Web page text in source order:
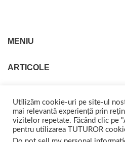
MENIU
ARTICOLE
GISTEL 2022 CREATED BYweb-
Utilizăm cookie-uri pe site-ul
mai relevantă experiență prin
vizitelor repetate. Făcând clic pe
pentru utilizarea TUTUROR